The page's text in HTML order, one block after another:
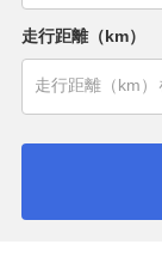
走行距離（km）